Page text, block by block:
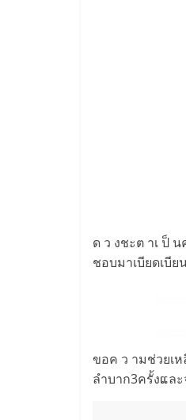
ด ว งชะต าเ ป็
ชอบมาเบียดเบี
ขอค ว ามช่วยเ
ลำบาก3ครั้งແล